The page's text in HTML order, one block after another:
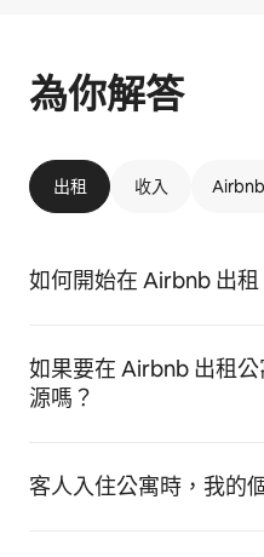
為你解答
出租 收入
如何開始在 Airbnb 出租
如果要在 Airbnb 出租
源嗎？
客人入住公寓時，我的